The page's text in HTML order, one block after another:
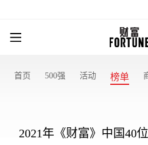
首页 500强 活动 榜单
2021年《财富》中国40